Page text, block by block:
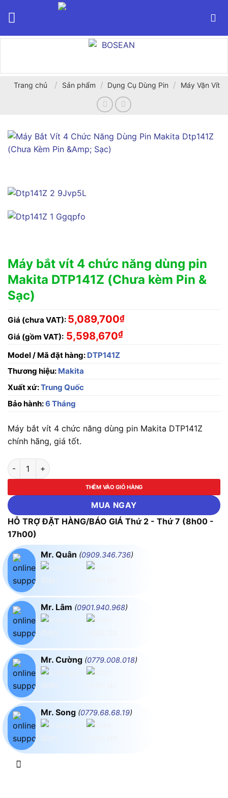
Trang chủ / Sản phẩm / Dụng Cụ Dùng Pin / Máy Vặn Vít
Máy bắt vít 4 chức năng dùng pin
Makita DTP141Z (Chưa kèm Pin &
Sạc)
Giá (chưa VAT): 5,089,700₫
Giá (gồm VAT): 5,598,670₫
Model / Mã đặt hàng: DTP141Z
Thương hiệu: Makita
Xuất xứ:Trung Quốc
Bảo hành:6 Tháng
Máy bắt vít 4 chức năng dùng pin Makita DTP141Z
chính hãng, giá tốt.
Máy bắt vít 4 chức năng dùng pin Makita DTP141Z (Chưa kèm
THÊM VÀO GIỎ HÀNG
MUA NGAY
HỖ TRỢ ĐẶT HÀNG/BÁO GIÁ Thứ 2 - Thứ 7 (8h00 -
17h00)
Mr. Quân (0909.346.736)
Mr. Lâm (0901.940.968)
Mr. Cường (0779.008.018)
Mr. Song (0779.68.68.19)